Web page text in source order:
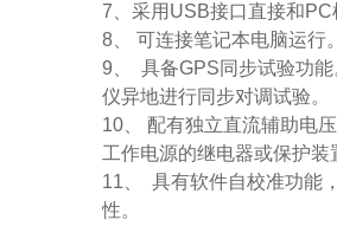
7、采用USB接口直接和
8、 可连接笔记本电脑运行
9、 具备GPS同步试验功
仪异地进行同步对调试验。
10、 配有独立直流辅助电
工作电源的继电器或保护装
11、 具有软件自校准功能
性。